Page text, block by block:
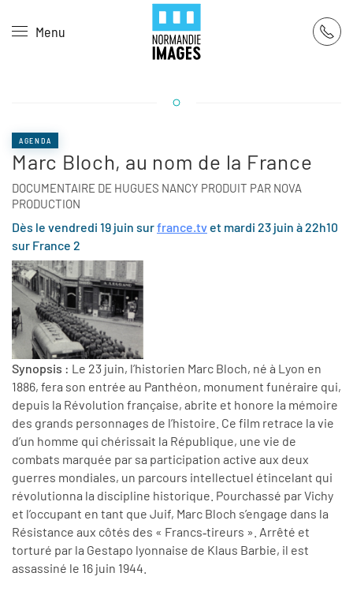
Skip to main content
Menu
AGENDA
Marc Bloch, au nom de la France
DOCUMENTAIRE DE HUGUES NANCY PRODUIT PAR NOVA
PRODUCTION
Dès le vendredi 19 juin surfrance.tv et mardi 23 juin à 22h10
sur France 2
Synopsis : Le 23 juin, l’historien Marc Bloch, né à Lyon en
1886, fera son entrée au Panthéon, monument funéraire qui,
depuis la Révolution française, abrite et honore la mémoire
des grands personnages de l’histoire. Ce film retrace la vie
d’un homme qui chérissait la République, une vie de
combats marquée par sa participation active aux deux
guerres mondiales, un parcours intellectuel étincelant qui
révolutionna la discipline historique. Pourchassé par Vichy
et l’occupant en tant que Juif, Marc Bloch s’engage dans la
Résistance aux côtés des « Francs‑tireurs ». Arrêté et
torturé par la Gestapo lyonnaise de Klaus Barbie, il est
assassiné le 16 juin 1944.
Panneau de gestion des cookies